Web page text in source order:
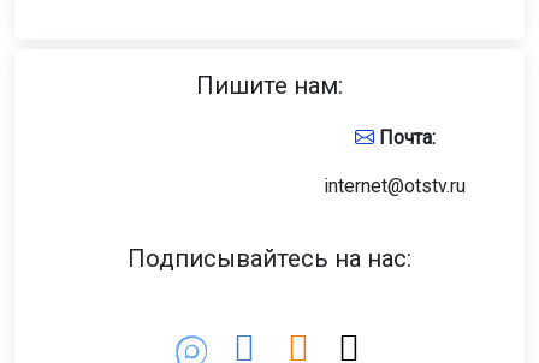
Пишите нам:
Почта:
internet@otstv.ru
Подписывайтесь на нас: